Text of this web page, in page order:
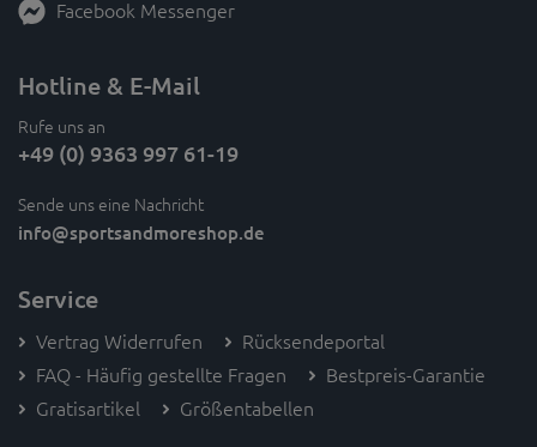
Facebook Messenger
Hotline & E-Mail
Rufe uns an
+49 (0) 9363 997 61-19
Sende uns eine Nachricht
info@sportsandmoreshop.de
Service
Vertrag Widerrufen
Rücksendeportal
FAQ - Häufig gestellte Fragen
Bestpreis-Garantie
Gratisartikel
Größentabellen